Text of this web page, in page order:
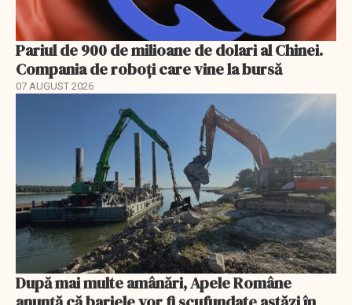
Pariul de 900 de milioane de dolari al Chinei.
Compania de roboți care vine la bursă
07 AUGUST 2026
După mai multe amânări, Apele Române